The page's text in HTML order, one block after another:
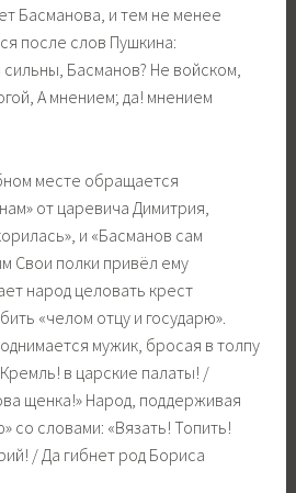
Басманова, и тем не менее
после слов Пушкина:
Басманов? Не войском,
А мнением; да! мнением
месте обращается
от царевича Димитрия,
и «Басманов сам
Свои полки привёл ему
народ целовать крест
«челом отцу и государю».
мужик, бросая в толпу
в царские палаты! /
щенка!» Народ, поддерживая
со словами: «Вязать! Топить!
/ Да гибнет род Бориса